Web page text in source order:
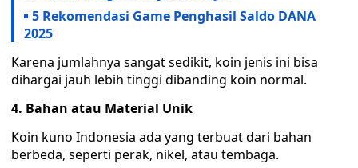
5 Rekomendasi Game Penghasil Saldo DANA
2025
Karena jumlahnya sangat sedikit, koin jenis ini bisa
dihargai jauh lebih tinggi dibanding koin normal.
4. Bahan atau Material Unik
Koin kuno Indonesia ada yang terbuat dari bahan
berbeda, seperti perak, nikel, atau tembaga.